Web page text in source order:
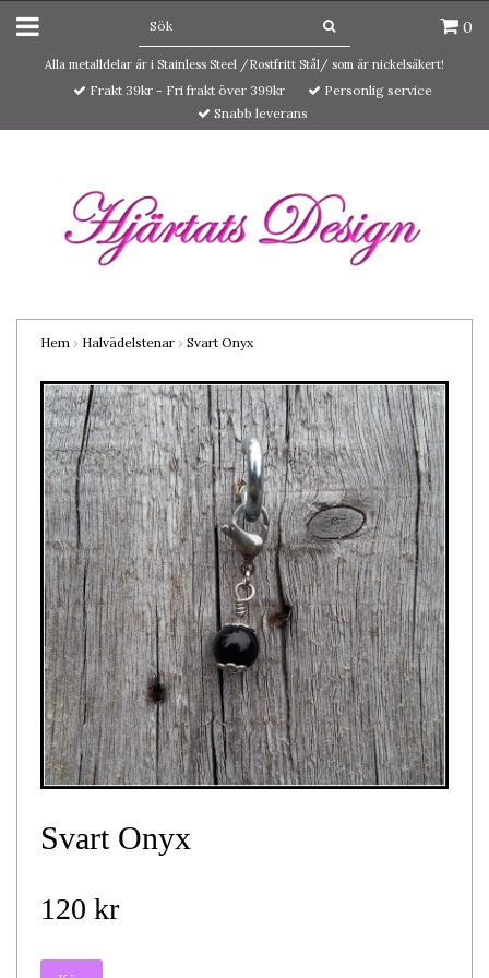
0
Alla metalldelar är i Stainless Steel /Rostfritt Stål/ som är nickelsäkert!
Frakt 39kr - Fri frakt över 399kr
Personlig service
Snabb leverans
Hem › Halvädelstenar › Svart Onyx
Svart Onyx
120 kr